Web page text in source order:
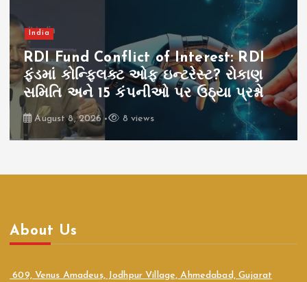
India
RDI Fund Conflict of Interest: RDI
ફંડમાં કોન્ફ્લિક્ટ ઓફ ઇન્ટરેસ્ટ? રોકાણ
સમિતિ અને 15 કંપનીઓ પર ઉઠ્યા પ્રશ્નો
August 8, 2026 8 views
About Us
609, Venus Amadeus, Jodhpur Village, Ahmedabad, Gujarat